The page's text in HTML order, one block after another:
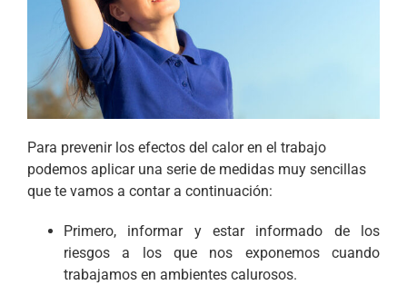
Para prevenir los efectos del calor en el trabajo
podemos aplicar una serie de medidas muy sencillas
que te vamos a contar a continuación:
Primero, informar y estar informado de los
riesgos a los que nos exponemos cuando
trabajamos en ambientes calurosos.